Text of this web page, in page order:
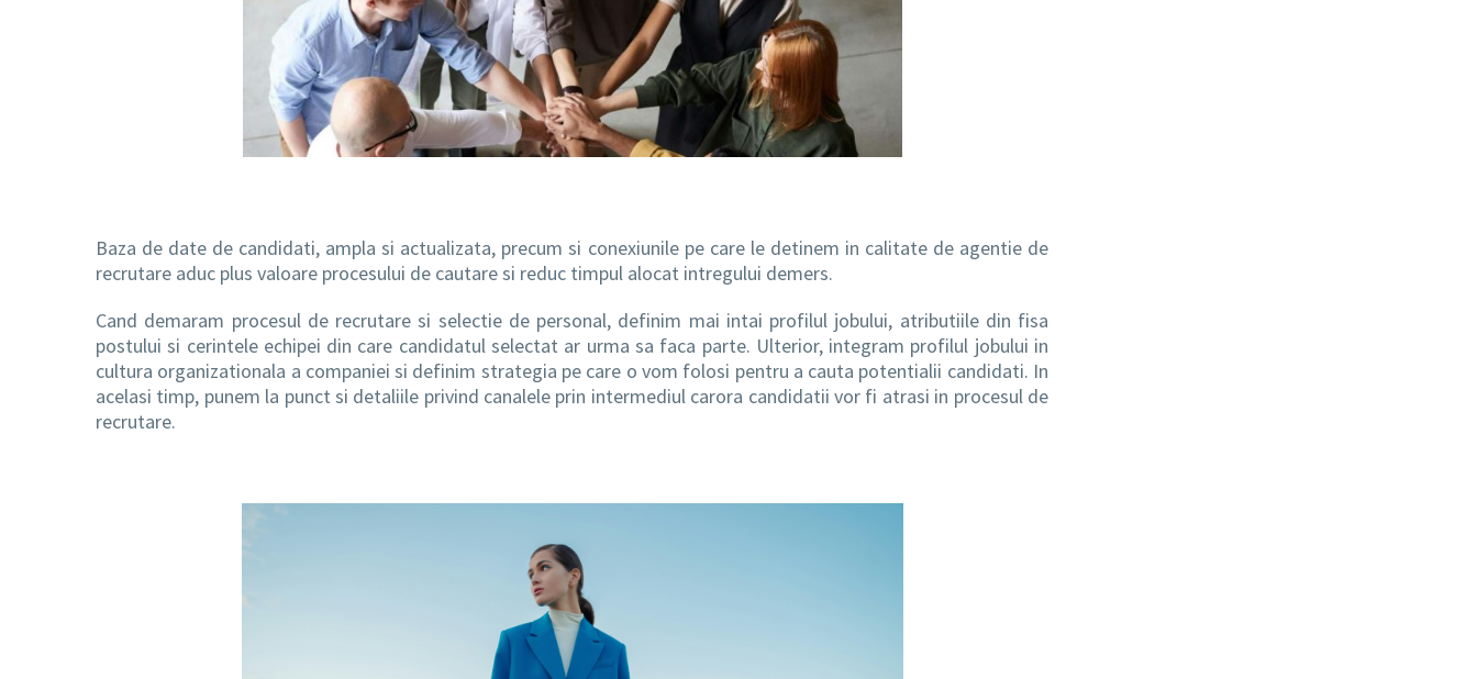
Baza de date de candidati, ampla si actualizata, precum si conexiunile pe care le detinem in calitate de agentie de
recrutare aduc plus valoare procesului de cautare si reduc timpul alocat intregului demers.
Cand demaram procesul de recrutare si selectie de personal, definim mai intai profilul jobului, atributiile din fisa
postului si cerintele echipei din care candidatul selectat ar urma sa faca parte. Ulterior, integram profilul jobului in
cultura organizationala a companiei si definim strategia pe care o vom folosi pentru a cauta potentialii candidati. In
acelasi timp, punem la punct si detaliile privind canalele prin intermediul carora candidatii vor fi atrasi in procesul de
recrutare.